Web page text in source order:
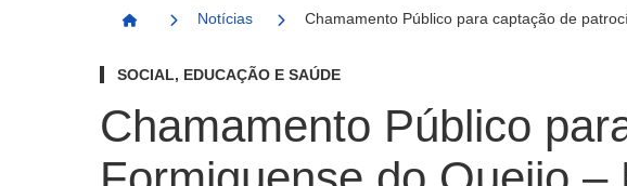
Página Inicial
Notícias Chamamento Público para captação de
SOCIAL, EDUCAÇÃO E SAÚDE
Chamamento Público